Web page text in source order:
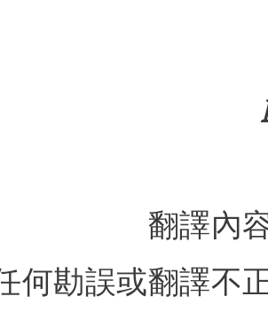
翻譯內
何勘誤或翻譯不